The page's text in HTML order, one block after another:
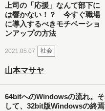
上司の「応援」なんて部下に
は響かない！？ 今すぐ職場
に導入するべきモチベーショ
ンアップの方法
2021.05.07 社会
山本マサヤ
64bitへのWindowsの流れ。そ
して、32bit版Windowsの終焉